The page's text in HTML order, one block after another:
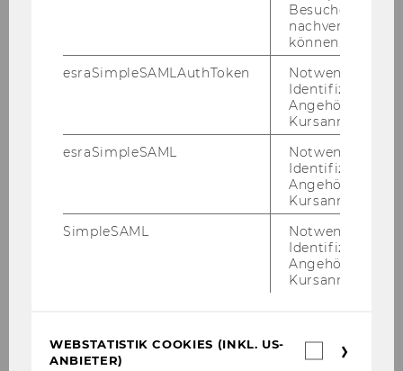
Besuchers
nachverfolgen
können.
esraSimpleSAMLAuthToken
Notwendig zur
Identifizierung
Angehörige/r für
Kursanmeldung.
esraSimpleSAML
Notwendig zur
Identifizierung
Angehörige/r für
Kursanmeldung.
SimpleSAML
Notwendig zur
Identifizierung
Angehörige/r für
Kursanmeldung.
WEBSTATISTIK COOKIES (INKL. US-
ANBIETER)